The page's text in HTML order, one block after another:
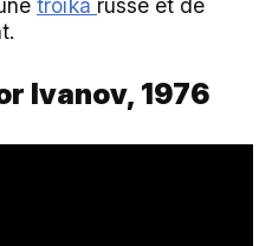
troïka russe et de
Ivanov, 1976